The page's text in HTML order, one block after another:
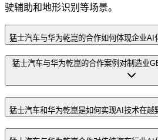
驶辅助和地形识别等场景。
猛士汽车与华为乾崑的合作如何体现企业AI
猛士汽车与华为乾崑的合作案例对制造业
猛士汽车和华为乾崑是如何实现AI技术在越